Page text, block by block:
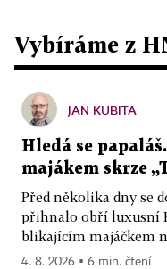
Vybíráme z
JAN KUBITA
Hledá se
majákem skrze
Před několika dny se
přihnalo obří luxusní
blikajícím majáčkem
4. 8. 2026 ▪ 6 min. čtení